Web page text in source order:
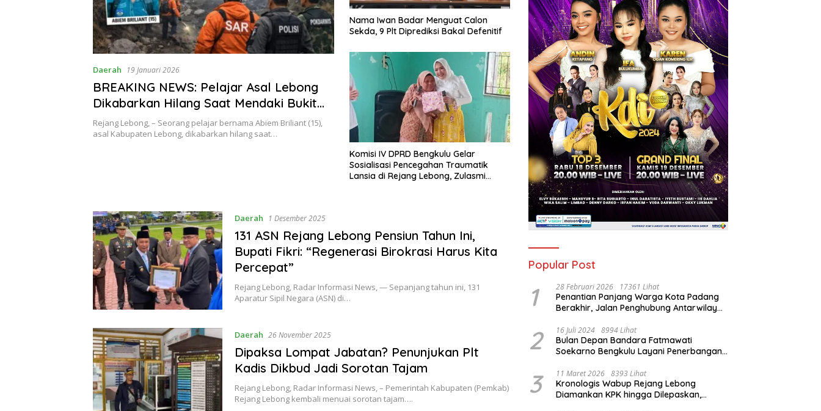
Daerah 19 Januari 2026
BREAKING NEWS: Pelajar Asal Lebong
Dikabarkan Hilang Saat Mendaki Bukit
Kaba
Rejang Lebong, – Seorang pelajar bernama Abiem Briliant (15),
asal Kabupaten Lebong, dikabarkan hilang saat…
Nama Iwan Badar Menguat Calon
Sekda, 9 Plt Diprediksi Bakal Defenitif
Komisi IV DPRD Bengkulu Gelar
Sosialisasi Pencegahan Traumatik
Lansia di Rejang Lebong, Zulasmi
Daerah
1 Desember 2025
131 ASN Rejang Lebong Pensiun Tahun Ini,
Bupati Fikri: “Regenerasi Birokrasi Harus Kita
Percepat”
Rejang Lebong, Radar Informasi News, — Sepanjang tahun ini, 131
Aparatur Sipil Negara (ASN) di…
Daerah 26 November 2025
Dipaksa Lompat Jabatan? Penunjukan Plt
Kadis Dikbud Jadi Sorotan Tajam
Rejang Lebong, Radar Informasi News, – Pemerintah Kabupaten (Pemkab)
Rejang Lebong kembali menuai sorotan tajam….
Popular Post
1 28 Februari 2026 17361 Lihat
Penantian Panjang Warga Kota Padang
Berakhir, Jalan Penghubung Antarwilayah
2 16 Juli 2024 8994 Lihat
Bulan Depan Bandara Fatmawati
Soekarno Bengkulu Layani Penerbangan
3 11 Maret 2026 8393 Lihat
Kronologis Wabup Rejang Lebong
Diamankan KPK hingga Dilepaskan,